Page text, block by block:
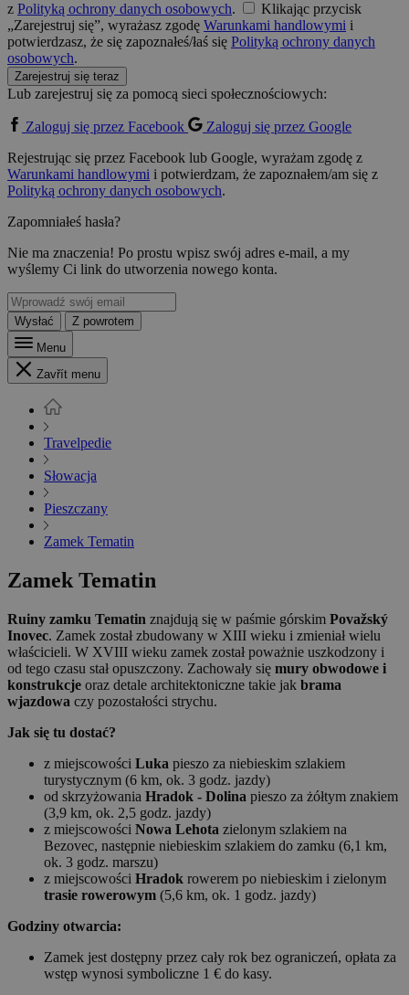
z Polityką ochrony danych osobowych.
Klikając przycisk
„Zarejestruj się”, wyrażasz zgodę Warunkami handlowymi i
potwierdzasz, że się zapoznałeś/łaś się Polityką ochrony danych
osobowych.
Zarejestruj się teraz
Lub zarejestruj się za pomocą sieci społecznościowych:
Zaloguj się przez Facebook
Zaloguj się przez Google
Rejestrując się przez Facebook lub Google, wyrażam zgodę z
Warunkami handlowymi i potwierdzam, że zapoznałem/am się z
Polityką ochrony danych osobowych.
Zapomniałeś hasła?
Nie ma znaczenia! Po prostu wpisz swój adres e-mail, a my
wyślemy Ci link do utworzenia nowego konta.
Wysłać
Z powrotem
Menu
Zavřít menu
Travelpedie
Słowacja
Pieszczany
Zamek Tematin
Zamek Tematin
Ruiny zamku Tematin znajdują się w paśmie górskim Považský
Inovec. Zamek został zbudowany w XIII wieku i zmieniał wielu
właścicieli. W XVIII wieku zamek został poważnie uszkodzony i
od tego czasu stał opuszczony. Zachowały się mury obwodowe i
konstrukcje oraz detale architektoniczne takie jak brama
wjazdowa czy pozostałości strychu.
Jak się tu dostać?
z miejscowości Luka pieszo za niebieskim szlakiem
turystycznym (6 km, ok. 3 godz. jazdy)
od skrzyżowania Hradok - Dolina pieszo za żółtym znakiem
(3,9 km, ok. 2,5 godz. jazdy)
z miejscowości Nowa Lehota zielonym szlakiem na
Bezovec, następnie niebieskim szlakiem do zamku (6,1 km,
ok. 3 godz. marszu)
z miejscowości Hradok rowerem po niebieskim i zielonym
trasie rowerowym (5,6 km, ok. 1 godz. jazdy)
Godziny otwarcia:
Zamek jest dostępny przez cały rok bez ograniczeń, opłata za
wstęp wynosi symboliczne 1 € do kasy.